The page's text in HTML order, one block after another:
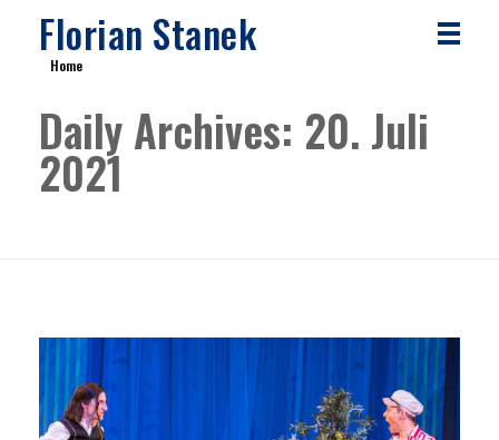
Florian Stanek
Home
Daily Archives: 20. Juli
2021